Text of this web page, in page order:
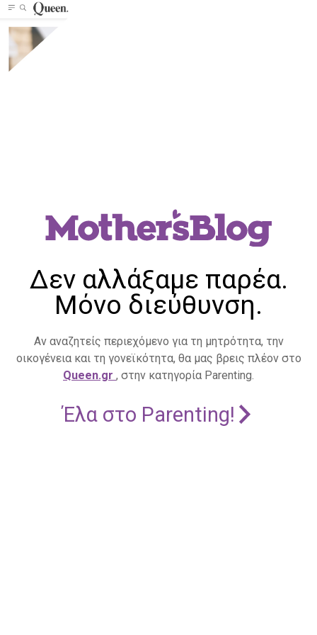
Δεν αλλάξαμε παρέα.
Μόνο διεύθυνση.
Αν αναζητείς περιεχόμενο για τη μητρότητα, την
οικογένεια και τη γονεϊκότητα, θα μας βρεις πλέον στο
Queen.gr , στην κατηγορία Parenting.
Έλα στο Parenting!